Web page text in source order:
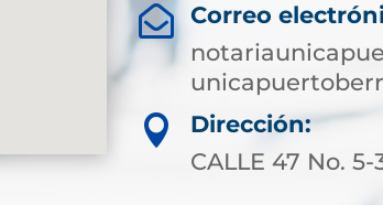

Correo

Dirección:
CALLE 47 No.